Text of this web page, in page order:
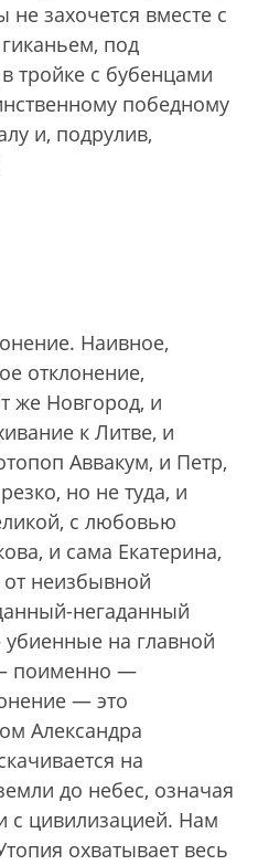
не захочется вместе с
под
тройке с бубенцами
победному
и, подрулив,
Наивное,
отклонение,
же Новгород, и
к Литве, и
Аввакум, и Петр,
но не туда, и
с любовью
и сама Екатерина,
неизбывной
негаданный
на главной
поименно —
— это
Александра
на
до небес, означая
с цивилизацией. Нам
охватывает весь